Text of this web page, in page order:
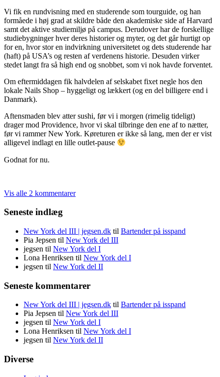
Vi fik en rundvisning med en studerende som tourguide, og han
formåede i høj grad at skildre både den akademiske side af Harvard
samt det aktive studiemiljø på campus. Derudover har de forskellige
studiebygninger hver deres historier og myter, og det går hurtigt op
for en, hvor stor en indvirkning universitetet og dets studerende har
(haft) på USA’s og resten af verdenens historie. Desuden virker
stedet langt fra så high end og snobbet, som vi nok havde forventet.
Om eftermiddagen fik halvdelen af selskabet fixet negle hos den
lokale Nails Shop – hyggeligt og lækkert (og en del billigere end i
Danmark).
Aftensmaden blev atter sushi, før vi i morgen (rimelig tideligt)
drager mod Providence, hvor vi skal tilbringe den ene af to nætter,
før vi rammer New York. Køreturen er ikke så lang, men der er vist
alligevel indlagt en lille outlet-pause
Godnat for nu.
Vis alle 2 kommentarer
Seneste indlæg
New York del III | jegsen.dk til Bartender på isspand
Pia Jepsen til New York del III
jegsen til New York del I
Lona Henriksen til New York del I
jegsen til New York del II
Seneste kommentarer
New York del III | jegsen.dk til Bartender på isspand
Pia Jepsen til New York del III
jegsen til New York del I
Lona Henriksen til New York del I
jegsen til New York del II
Diverse